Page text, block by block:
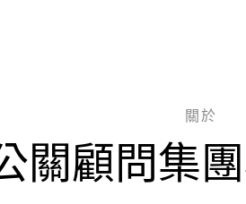
關於
關顧問集